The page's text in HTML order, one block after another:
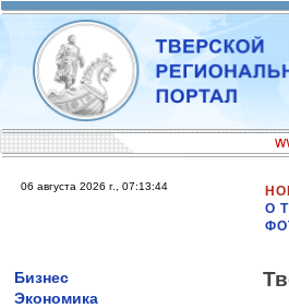
06 августа 2026 г., 07:13:44
О
Бизнес
Экономика